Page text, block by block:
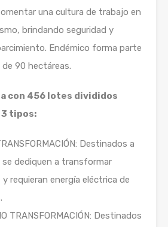
una cultura de trabajo en
brindando seguridad y
Endémico forma parte
90 hectáreas.
con 456 lotes divididos
3 tipos:
Destinados a
dediquen a transformar
requieran energía eléctrica de
TRANSFORMACIÓN: Destinados